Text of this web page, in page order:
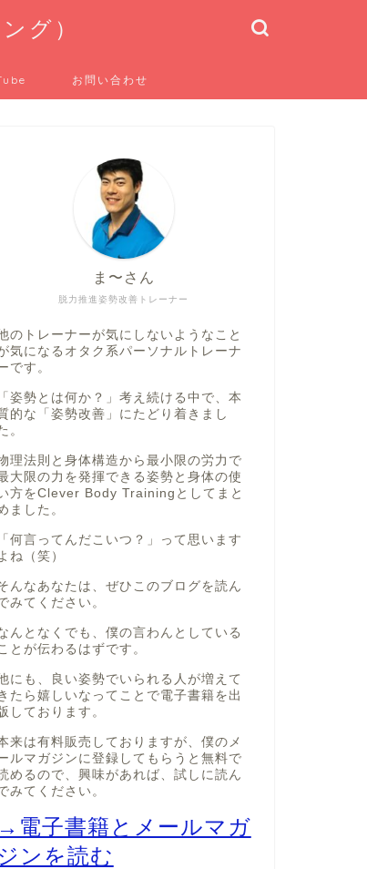
グ）
お問い合わせ
脱力推進姿勢改善トレーナー
ま〜さん
のトレーナーが気にしないようなこと
気になるオタク系パーソナルトレーナ
です。
「姿勢とは何か？」考え続ける中で、本
的な「姿勢改善」にたどり着きまし
。
理法則と身体構造から最小限の労力で
大限の力を発揮できる姿勢と身体の使
方をClever Body Trainingとしてまと
ました。
「何言ってんだこいつ？」って思います
ね（笑）
んなあなたは、ぜひこのブログを読ん
みてください。
んとなくでも、僕の言わんとしている
とが伝わるはずです。
にも、良い姿勢でいられる人が増えて
たら嬉しいなってことで電子書籍を出
しております。
来は有料販売しておりますが、僕のメ
ルマガジンに登録してもらうと無料で
めるので、興味があれば、試しに読ん
みてください。
→電子書籍とメールマガ
ンを読む